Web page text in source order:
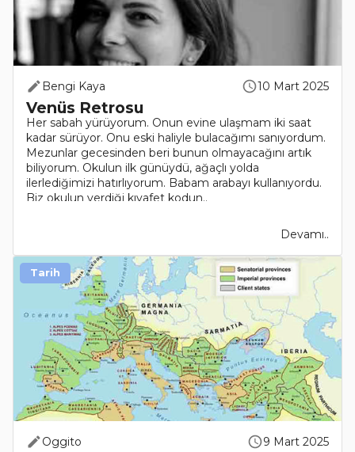
Bengi Kaya 10 Mart 2025
Venüs Retrosu
Her sabah yürüyorum. Onun evine ulaşmam iki saat
kadar sürüyor. Onu eski haliyle bulacağımı sanıyordum.
Mezunlar gecesinden beri bunun olmayacağını artık
biliyorum. Okulun ilk günüydü, ağaçlı yolda
ilerlediğimizi hatırlıyorum. Babam arabayı kullanıyordu.
Biz okulun verdiği kıyafet kodun..
Devamı..
Oggito 9 Mart 2025
Tarih